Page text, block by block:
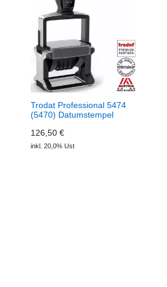
Trodat Professional 5474
(5470) Datumstempel
126,50 €
inkl. 20,0% Ust